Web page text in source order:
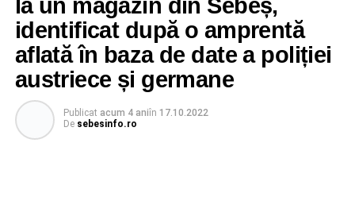
la un magazin din Sebeș,
identificat după o amprentă
aflată în baza de date a poliției
austriece și germane
Publicat acum 4 aniîn 17.10.2022
De sebesinfo.ro